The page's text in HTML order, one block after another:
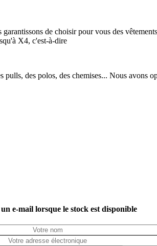
de choisir pour vous des
X4, c'est-à-dire
des polos, des chemises... Nous avons
e-mail lorsque le stock est disponible